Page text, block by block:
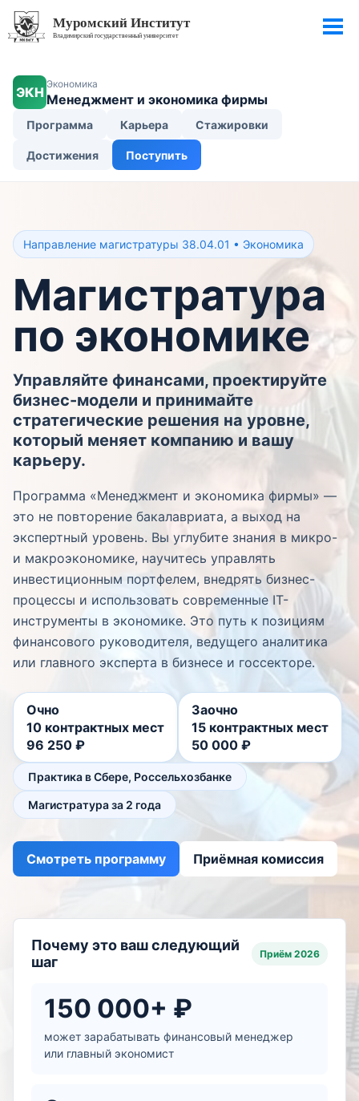
ЭКН
Экономика
Менеджмент и экономика фирмы
Программа Карьера Стажировки
Достижения Поступить
Направление магистратуры 38.04.01 • Экономика
Магистратура
по экономике
Управляйте финансами, проектируйте
бизнес-модели и принимайте
стратегические решения на уровне,
который меняет компанию и вашу
карьеру.
Программа «Менеджмент и экономика фирмы» —
это не повторение бакалавриата, а выход на
экспертный уровень. Вы углубите знания в микро-
и макроэкономике, научитесь управлять
инвестиционным портфелем, внедрять бизнес-
процессы и использовать современные IT-
инструменты в экономике. Это путь к позициям
финансового руководителя, ведущего аналитика
или главного эксперта в бизнесе и госсекторе.
Очно
10 контрактных мест
96 250 ₽
Заочно
15 контрактных мест
50 000 ₽
Практика в Сбере, Россельхозбанке
Магистратура за 2 года
Смотреть программу Приёмная комиссия
Почему это ваш следующий
шаг
Приём 2026
150 000+ ₽
может зарабатывать финансовый менеджер
или главный экономист